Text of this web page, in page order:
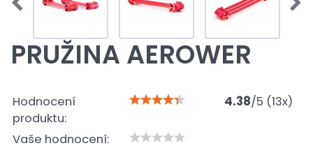
PRUŽINA AEROWER
Hodnocení
produktu:
4.38/5 (13x)
Vaše hodnocení: